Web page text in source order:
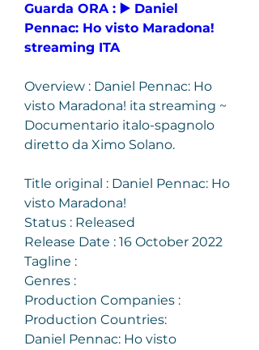
Guarda ORA : ▶️ Daniel
Pennac: Ho visto Maradona!
streaming ITA
Overview : Daniel Pennac: Ho
visto Maradona! ita streaming ~
Documentario italo-spagnolo
diretto da Ximo Solano.
Title original : Daniel Pennac: Ho
visto Maradona!
Status : Released
Release Date : 16 October 2022
Tagline :
Genres :
Production Companies :
Production Countries:
Daniel Pennac: Ho visto